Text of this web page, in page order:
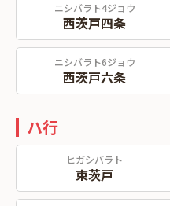
ニシバラト4ジョウ
西茨戸四条
ニシバラト6ジョウ
西茨戸六条
ハ行
ヒガシバラト
東茨戸